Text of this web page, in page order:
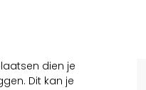
dien je
Dit kan je